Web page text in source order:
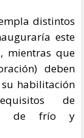
distintos
este
mientras que
deben
habilitación
de
de frío y